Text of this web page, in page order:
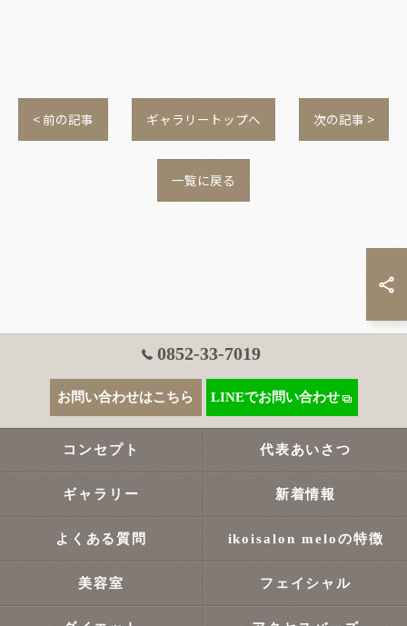
< 前の記事 ギャラリートップへ 次の記事 >
一覧に戻る
0852-33-7019
お問い合わせはこちら LINEでお問い合わせ
コンセプト 代表あいさつ
ギャラリー 新着情報
よくある質問 ikoisalon meloの特徴
美容室 フェイシャル